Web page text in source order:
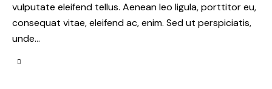
vulputate eleifend tellus. Aenean leo ligula, porttitor eu,
consequat vitae, eleifend ac, enim. Sed ut perspiciatis,
unde…